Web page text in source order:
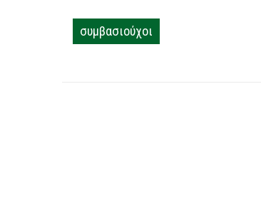
συμβασιούχοι